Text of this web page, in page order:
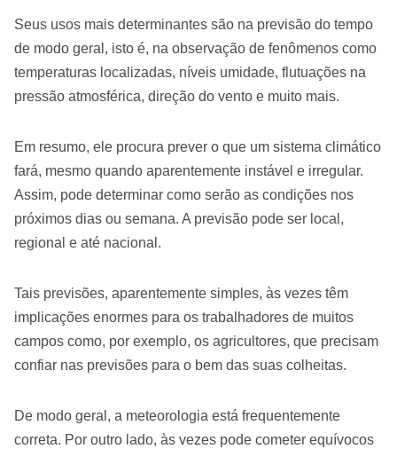
Seus usos mais determinantes são na previsão do tempo
de modo geral, isto é, na observação de fenômenos como
temperaturas localizadas, níveis umidade, flutuações na
pressão atmosférica, direção do vento e muito mais.
Em resumo, ele procura prever o que um sistema climático
fará, mesmo quando aparentemente instável e irregular.
Assim, pode determinar como serão as condições nos
próximos dias ou semana. A previsão pode ser local,
regional e até nacional.
Tais previsões, aparentemente simples, às vezes têm
implicações enormes para os trabalhadores de muitos
campos como, por exemplo, os agricultores, que precisam
confiar nas previsões para o bem das suas colheitas.
De modo geral, a meteorologia está frequentemente
correta. Por outro lado, às vezes pode cometer equívocos